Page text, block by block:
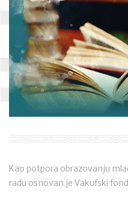
Kao potpora obrazovanju
radu osnovan je Vakufski